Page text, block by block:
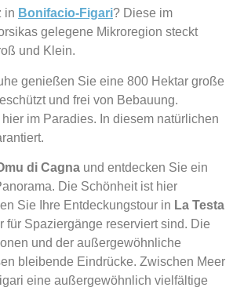
in Bonifacio-Figari? Diese im
gelegene Mikroregion steckt
und Klein.
genießen Sie eine 800 Hektar große
und frei von Bebauung.
im Paradies. In diesem natürlichen
di Cagna und entdecken Sie ein
Die Schönheit ist hier
Sie Ihre Entdeckungstour in La Testa
für Spaziergänge reserviert sind. Die
und der außergewöhnliche
bleibende Eindrücke. Zwischen Meer
eine außergewöhnlich vielfältige